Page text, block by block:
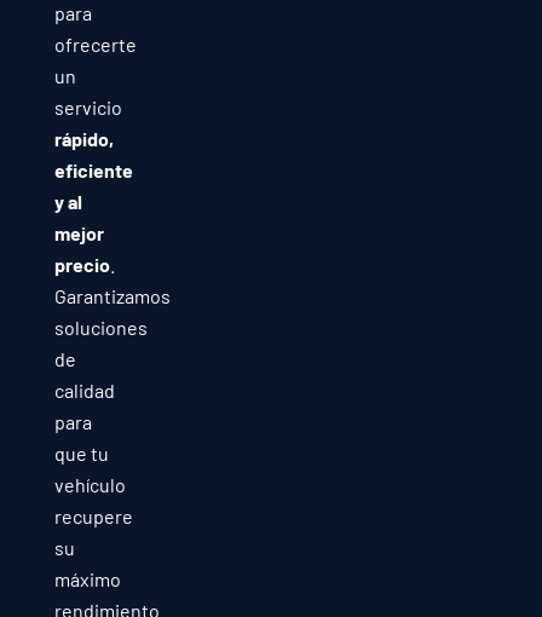
para
ofrecerte
un
servicio
rápido,
eficiente
y al
mejor
precio.
Garantizamos
soluciones
de
calidad
para
que tu
vehículo
recupere
su
máximo
rendimiento